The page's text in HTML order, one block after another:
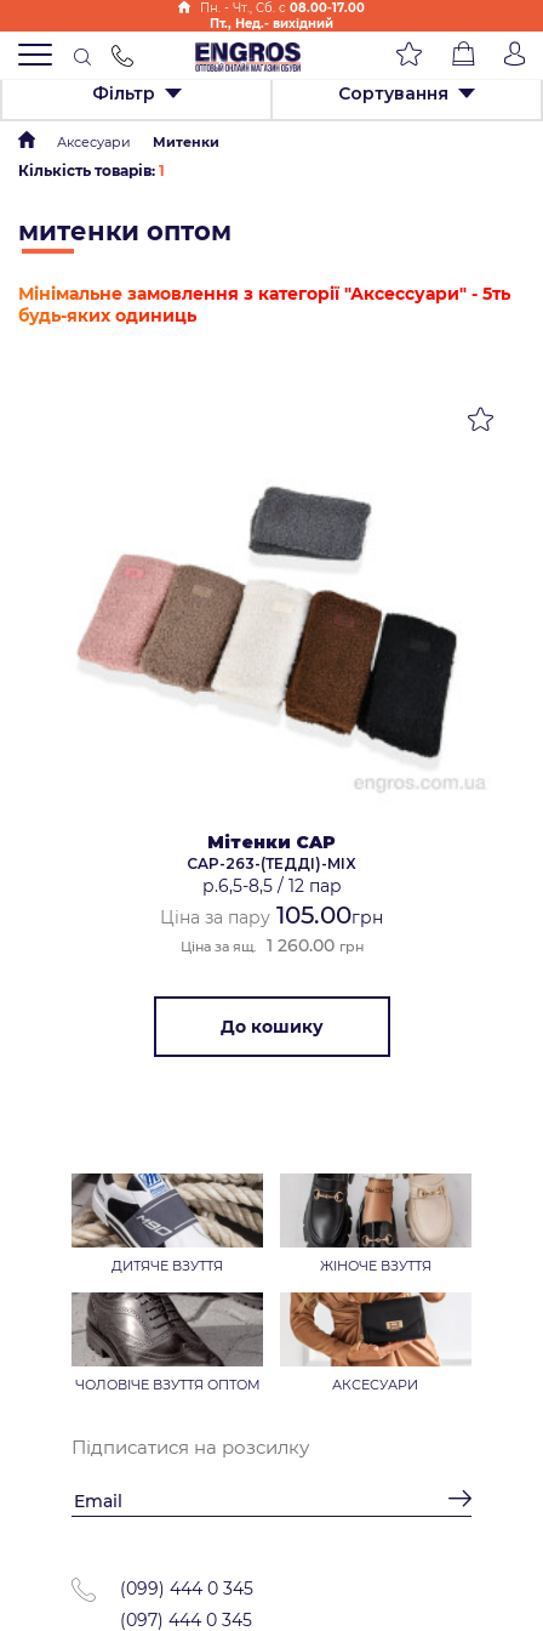
Пн. - Чт., Cб. с 08.00-17.00
Пт., Нед.- вихідний
Фільтр Сортування
Аксесуари Митенки
Кількість товарів: 1
митенки оптом
Мінімальне замовлення з категорії "Аксессуари" - 5ть
будь-яких одиниць
Мітенки CAP
CAP-263-(ТЕДДІ)-MIX
р.6,5-8,5/ 12 пар
Ціна за пару 105.00грн
Ціна за ящ. 1 260.00 грн
До кошику
Підписатися на розсилку
(099) 444 0 345
(097) 444 0 345
ДИТЯЧЕ ВЗУТТЯ ЖІНОЧЕ ВЗУТТЯ
ЧОЛОВІЧЕ ВЗУТТЯ ОПТОМ АКСЕСУАРИ